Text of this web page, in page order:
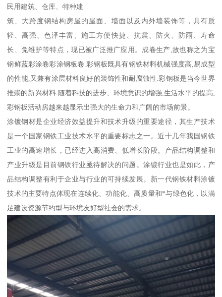
民用建筑、仓库、特种建
筑、大跨度钢结构房屋的屋面、墙面以及内外墙装饰等，具有质
轻、高强、色泽丰富、施工方便快捷、抗震、防火、防雨、寿命
长、免维护等特点，现已被广泛推广应用。成卷生产,故也称之为宝
钢鲜蓝彩涂卷彩涂钢板卷.彩钢板既具有钢铁材料机械强度高,易成型
的性能,又兼有涂层材料良好的装饰性和耐腐蚀性.彩钢板是当今世界
推崇的新兴材料.随着科技的进步、环境意识的增强,生活水平的提高,
彩钢板活动房越来越显示出强大的生命力和广阔的市场前景。
涂镀钢材是企业经济效益提升和技术升级的重要途径，其生产技术
是一个国家钢铁工业技术水平的重要标志之一。近十几年我国钢铁
工业的高速增长，已经进入高消费、低增长阶段。产品结构调整和
产业升级是目前钢铁行业亟待解决的问题。涂镀行业也是如此，产
品结构调整有利于企业与行业的可持续发展。新一代钢铁材料涂镀
技术的主要特点体现在连续化、功能化、高质量和*与绿色化，以满
足建设资源节约型与环境友好型社会的需求。